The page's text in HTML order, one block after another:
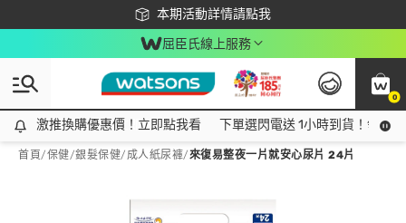
本期活動詳情請點我
下載app最高回饋$350
屈臣氏線上服務
0
激推換購優惠價！立即點我看
激推換購優惠價！立即點我看 下單選閃電送 1小時到貨！領神
首頁/保健/銀髮保健/ 成人紙尿褲/來復易整夜一片就安心尿片 24片